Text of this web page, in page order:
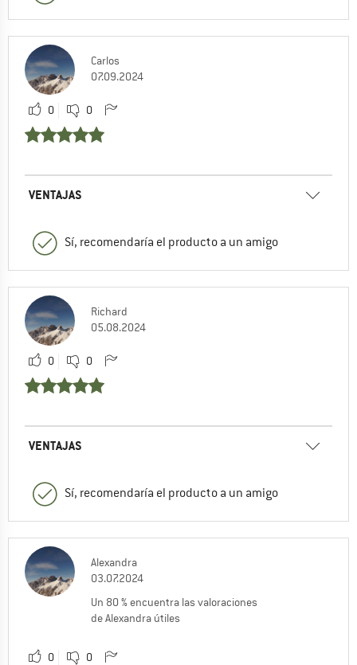
Carlos
07.09.2024
0 0
VENTAJAS
Sí, recomendaría el producto a un amigo
Richard
05.08.2024
0 0
VENTAJAS
Sí, recomendaría el producto a un amigo
Alexandra
03.07.2024
Un 80 % encuentra las valoraciones
de Alexandra útiles
0 0